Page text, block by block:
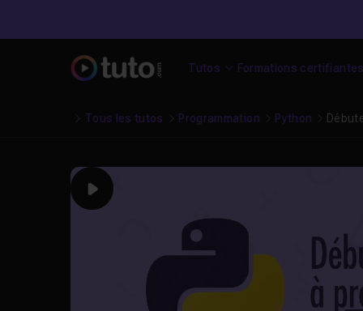
Tutos Formations certifiantes
Tous les tutos Programmation Python
Play